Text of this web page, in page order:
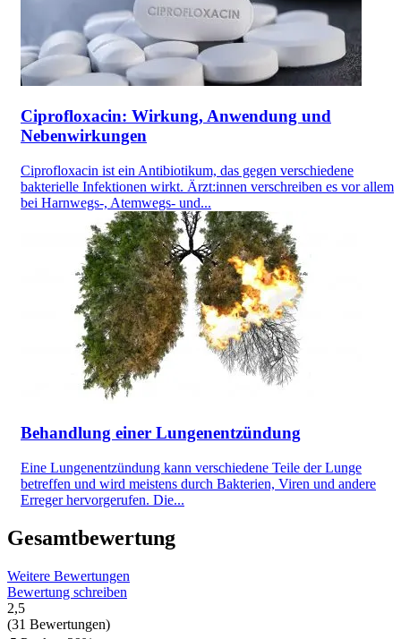
Ciprofloxacin: Wirkung, Anwendung und
Nebenwirkungen
Ciprofloxacin ist ein Antibiotikum, das gegen verschiedene
bakterielle Infektionen wirkt. Ärzt:innen verschreiben es vor allem
bei Harnwegs-, Atemwegs- und...
Behandlung einer Lungenentzündung
Eine Lungenentzündung kann verschiedene Teile der Lunge
betreffen und wird meistens durch Bakterien, Viren und andere
Erreger hervorgerufen. Die...
Gesamtbewertung
Weitere Bewertungen
Bewertung schreiben
2,5
(31 Bewertungen)